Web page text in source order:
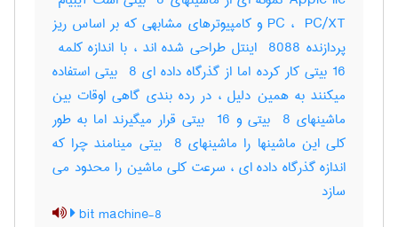
PC ، ‎ PC/XT و کامپیوترهای مشابهی که بر اساس ریز
16 بیتی کار کرده اما از گذرگاه داده ای ‎ 8 بیتی استفاده
میکنند به همین دلیل ، در رده بندی گاهی اوقات بین
ماشینهای ‎ 8 بیتی و ‎ 16 بیتی قرار میگیرند اما به طور
کلی این ماشینها را ماشینهای ‎ 8 بیتی مینامند چرا که
اندازه گذرگاه داده ای ، سرعت کلی ماشین را محدود می
سازد
8-bit machine